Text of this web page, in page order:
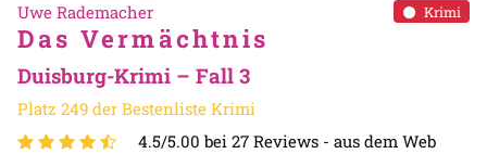
Krimi
Uwe Rademacher
Das Vermächtnis
Duisburg-Krimi – Fall 3
Platz 249 der Bestenliste Krimi
4.5/5.00 bei 27 Reviews - aus dem Web